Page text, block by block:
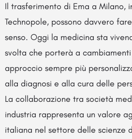
Il trasferimento di Ema a Milano,
Technopole, possono davvero
senso. Oggi la medicina sta
svolta che porterà a
approccio sempre più
alla diagnosi e alla cura delle
La collaborazione tra società
industria rappresenta un valore
italiana nel settore delle scienze